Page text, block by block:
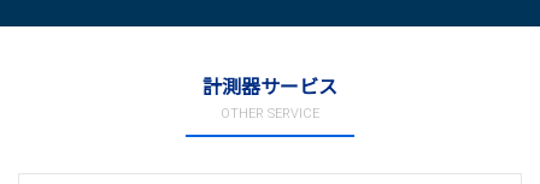
計測器サービス
OTHER SERVICE